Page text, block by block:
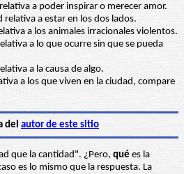
a poder inspirar o merecer amor.
relativa a estar en los dos lados.
a los animales irracionales violentos.
a lo que ocurre sin que se pueda
a la causa de algo.
a los que viven en la ciudad, compare
del autor de este sitio
que la cantidad". ¿Pero, qué es la
es lo mismo que la respuesta. La